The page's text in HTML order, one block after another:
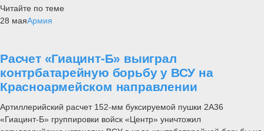
Читайте по теме
28 маяАрмия
Расчет «Гиацинт-Б» выиграл
контрбатарейную борьбу у ВСУ на
Красноармейском направлении
Артиллерийский расчет 152-мм буксируемой пушки 2А36
«Гиацинт-Б» группировки войск «Центр» уничтожил